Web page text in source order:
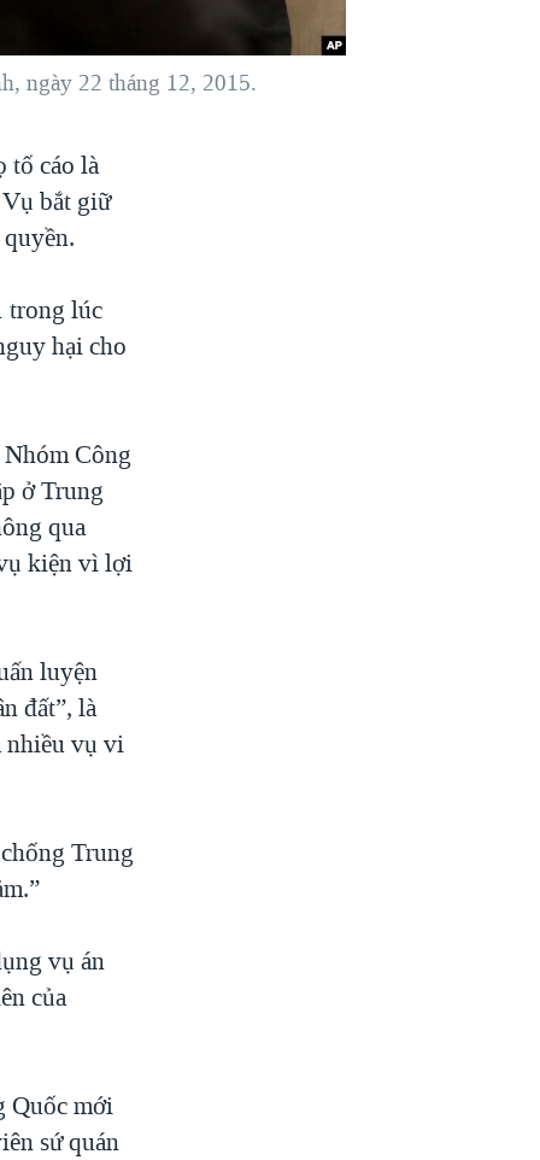
ngày 22 tháng 12, 2015.
tố cáo là
bắt giữ
trong lúc
hại cho
Công
ở Trung
qua
kiện vì lợi
luyện
đất”, là
nhiều vụ vi
Trung
vụ án
của
Quốc mới
sứ quán